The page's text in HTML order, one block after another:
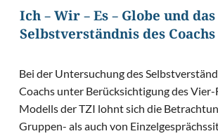
Ich – Wir – Es – Globe und das
Selbstverständnis des Coachs
Bei der Untersuchung des
Coachs unter Berücksichtigung des
Modells der TZI lohnt sich die
Gruppen- als auch von